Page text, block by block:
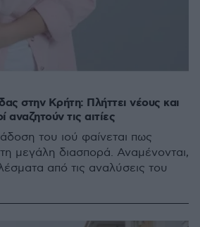
στην Κρήτη: Πλήττει νέους και
αναζητούν τις αιτίες
του ιού φαίνεται πως
μεγάλη διασπορά. Αναμένονται,
από τις αναλύσεις του